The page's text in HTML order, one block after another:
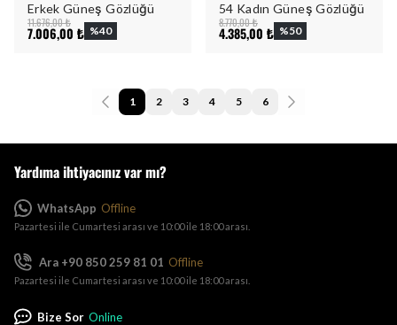
Erkek Güneş Gözlüğü
11.676,00 ₺
7.006,00 ₺ %40
54 Kadın Güneş Gözlüğü
8.770,00 ₺
4.385,00 ₺ %50
1 2 3 4 5 6
Yardıma ihtiyacınız var mı?
WhatsApp Offline
Pazartesi ile Cumartesi arası ve 10:00 ile 18:00 arası.
Ara +90 850 259 81 01 Offline
Pazartesi ile Cumartesi arası ve 10:00 ile 18:00 arası.
Bize Sor Online